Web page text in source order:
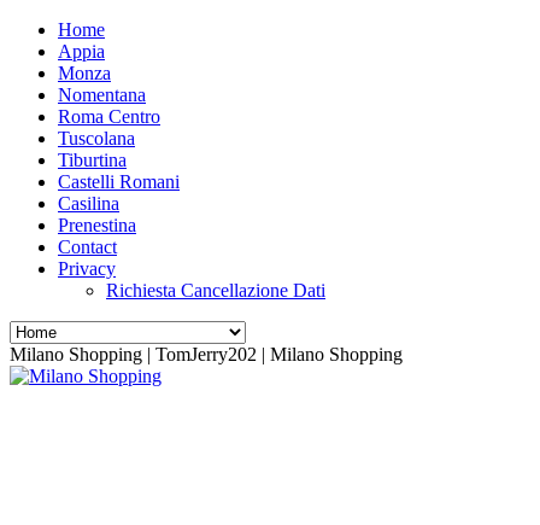
Home
Appia
Monza
Nomentana
Roma Centro
Tuscolana
Tiburtina
Castelli Romani
Casilina
Prenestina
Contact
Privacy
Richiesta Cancellazione Dati
Milano Shopping | TomJerry202 | Milano Shopping